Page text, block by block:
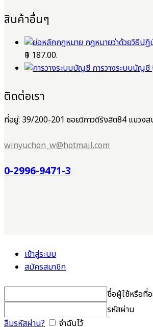
สินค้าอื่นๆ
฿ 187.00.
การวางระบบบัญชี
ติดต่อเรา
ที่อยู่: 39/200-201 ซอยวิภาวดีรังสิต84 แขว
winyuchon_w@hotmail.com
0-2996-9471-3
เข้าสู่ระบบ
สมัครสมาชิก
ชื่อผู้ใช้หรือที่
รหัสผ่าน
ลืมรหัสผ่าน?
จำฉันไว้